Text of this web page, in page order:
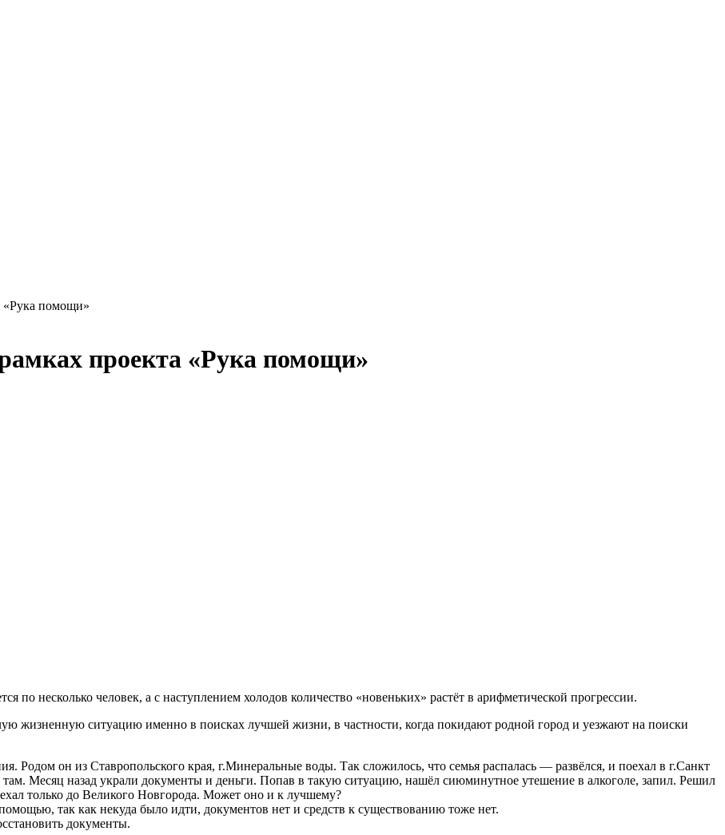
«Рука помощи»
проекта «Рука помощи»
несколько человек, а с наступлением холодов количество «новеньких» растёт в арифметической прогрессии.
жизненную ситуацию именно в поисках лучшей жизни, в частности, когда покидают родной город и уезжают на поиски
Родом он из Ставропольского края, г.Минеральные воды. Так сложилось, что семья распалась — развёлся, и поехал в г.Санкт
Месяц назад украли документы и деньги. Попав в такую ситуацию, нашёл сиюминутное утешение в алкоголе, запил. Решил
только до Великого Новгорода. Может оно и к лучшему?
так как некуда было идти, документов нет и средств к существованию тоже нет.
документы.